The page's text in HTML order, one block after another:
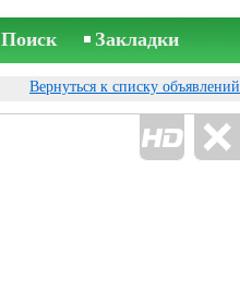
Поиск Закладки
Вернуться к списку объявлений